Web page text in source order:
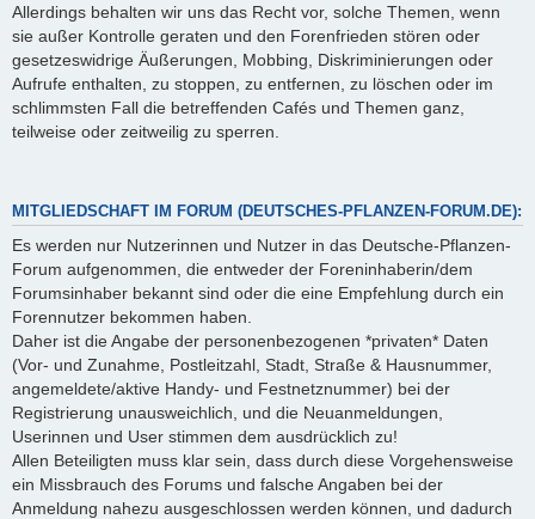
Allerdings behalten wir uns das Recht vor, solche Themen, wenn
sie außer Kontrolle geraten und den Forenfrieden stören oder
gesetzeswidrige Äußerungen, Mobbing, Diskriminierungen oder
Aufrufe enthalten, zu stoppen, zu entfernen, zu löschen oder im
schlimmsten Fall die betreffenden Cafés und Themen ganz,
teilweise oder zeitweilig zu sperren.
MITGLIEDSCHAFT IM FORUM (DEUTSCHES-PFLANZEN-FORUM.DE):
Es werden nur Nutzerinnen und Nutzer in das Deutsche-Pflanzen-
Forum aufgenommen, die entweder der Foreninhaberin/dem
Forumsinhaber bekannt sind oder die eine Empfehlung durch ein
Forennutzer bekommen haben.
Daher ist die Angabe der personenbezogenen *privaten* Daten
(Vor- und Zunahme, Postleitzahl, Stadt, Straße & Hausnummer,
angemeldete/aktive Handy- und Festnetznummer) bei der
Registrierung unausweichlich, und die Neuanmeldungen,
Userinnen und User stimmen dem ausdrücklich zu!
Allen Beteiligten muss klar sein, dass durch diese Vorgehensweise
ein Missbrauch des Forums und falsche Angaben bei der
Anmeldung nahezu ausgeschlossen werden können, und dadurch